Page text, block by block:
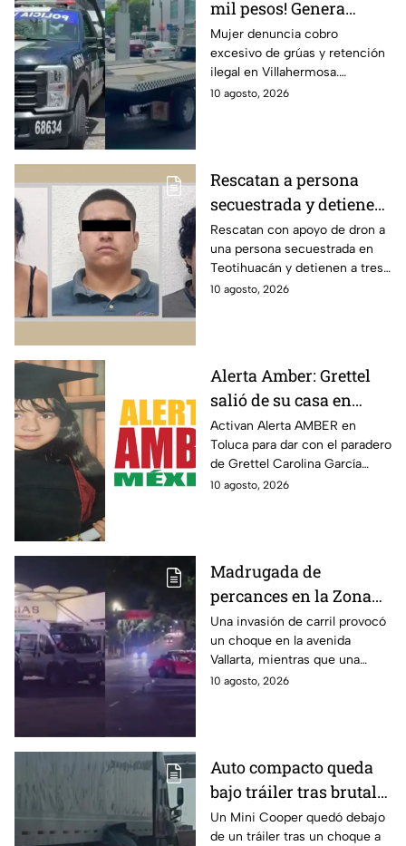
mil pesos! Genera
indignación servicio de
grúas en Tabasco
Mujer denuncia cobro
excesivo de grúas y retención
ilegal en Villahermosa.
Secretaría de Movilidad de
10 agosto, 2026
Rescatan a persona
secuestrada y detienen
a tres personas en
Teotihuacán, Edomex;
pidieron rescate a
familiares
Rescatan con apoyo de dron a
una persona secuestrada en
Teotihuacán y detienen a tres
implicados; así fue cómo
10 agosto, 2026
Alerta Amber: Grettel
salió de su casa en
Edomex y desapareció
Activan Alerta AMBER en
Toluca para dar con el paradero
de Grettel Carolina García
Ballesteros, de 13 años; la
10 agosto, 2026
Madrugada de
percances en la Zona
Metropolitana: Fuerte
choque deja cinco
heridos en Guadalajara
y un apuñalado en
Una invasión de carril provocó
un choque en la avenida
Vallarta, mientras que una
pelea dejó a un hombre en el
10 agosto, 2026
Auto compacto queda
bajo tráiler tras brutal
choque en El Paso
Un Mini Cooper quedó debajo
de un tráiler tras un choque a